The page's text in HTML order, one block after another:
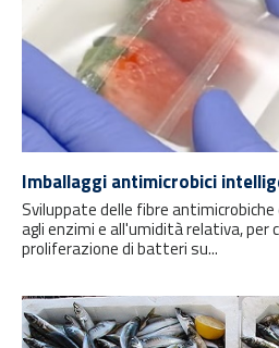
Imballaggi antimicrobici
Sviluppate delle fibre
agli enzimi e all'umidità relativa, per
proliferazione di batteri su...